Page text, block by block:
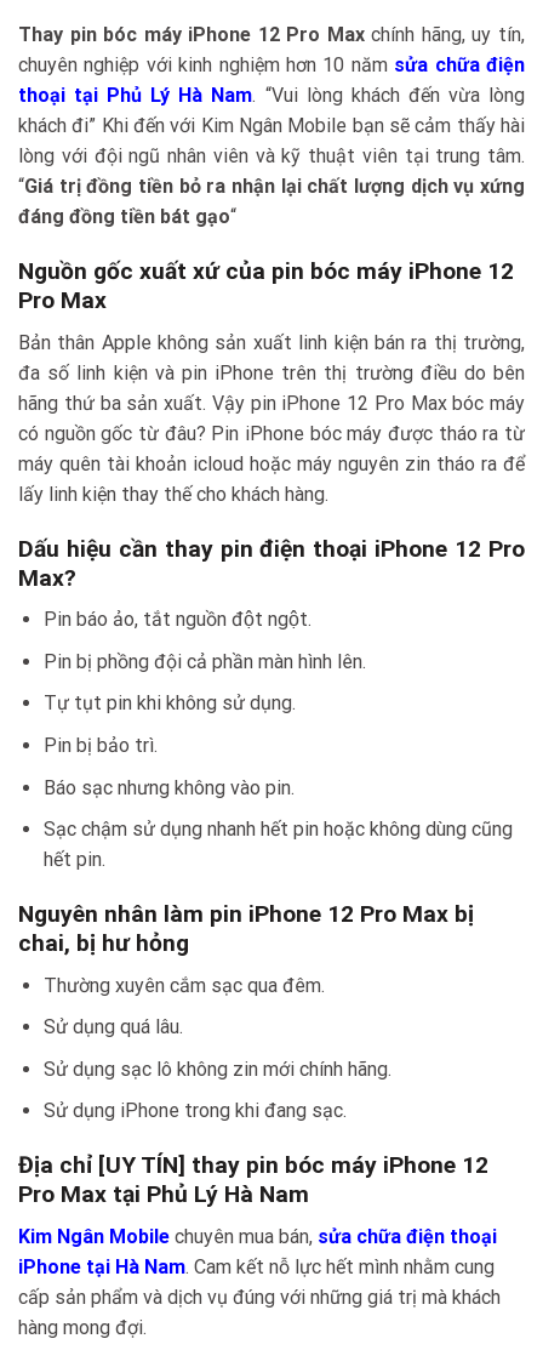
Thay pin bóc máy iPhone 12 Pro Maxchính hãng, uy tín,
chuyên nghiệp với kinh nghiệm hơn 10 năm sửa chữa điện
thoại tại Phủ Lý Hà Nam. “Vui lòng khách đến vừa lòng
khách đi” Khi đến với Kim Ngân Mobile bạn sẽ cảm thấy hài
lòng với đội ngũ nhân viên và kỹ thuật viên tại trung tâm.
“Giá trị đồng tiền bỏ ra nhận lại chất lượng dịch vụ xứng
đáng đồng tiền bát gạo“
Nguồn gốc xuất xứ của pin bóc máy iPhone 12
Pro Max
Bản thân Apple không sản xuất linh kiện bán ra thị trường,
đa số linh kiện và pin iPhone trên thị trường điều do bên
hãng thứ ba sản xuất. Vậy pin iPhone 12 Pro Max bóc máy
có nguồn gốc từ đâu? Pin iPhone bóc máy được tháo ra từ
máy quên tài khoản icloud hoặc máy nguyên zin tháo ra để
lấy linh kiện thay thế cho khách hàng.
Dấu hiệu cần thay pin điện thoại iPhone 12 Pro
Max?
Pin báo ảo, tắt nguồn đột ngột.
Pin bị phồng đội cả phần màn hình lên.
Tự tụt pin khi không sử dụng.
Pin bị bảo trì.
Báo sạc nhưng không vào pin.
Sạc chậm sử dụng nhanh hết pin hoặc không dùng cũng
hết pin.
Nguyên nhân làm pin iPhone 12 Pro Max bị
chai, bị hư hỏng
Thường xuyên cắm sạc qua đêm.
Sử dụng quá lâu.
Sử dụng sạc lô không zin mới chính hãng.
Sử dụng iPhone trong khi đang sạc.
Địa chỉ [UY TÍN] thay pin bóc máy iPhone 12
Pro Max tại Phủ Lý Hà Nam
Kim Ngân Mobile chuyên mua bán, sửa chữa điện thoại
iPhone tại Hà Nam. Cam kết nỗ lực hết mình nhằm cung
cấp sản phẩm và dịch vụ đúng với những giá trị mà khách
hàng mong đợi.